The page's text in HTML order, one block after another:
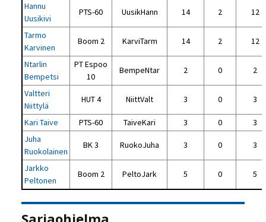
Hannu
Uusikivi
PTS-60 UusikHann 14 2 12
Tarmo
Karvinen
Boom 2 KarviTarm 14 2 12
Ntarlin
Bempetsi
PT Espoo
10
BempeNtar 2 0 2
Valtteri
Niittylä
HUT 4 NiittValt 3 0 3
Kari Taive PTS-60 TaiveKari 3 0
3
Juha
Ruokolainen
BK 3 RuokoJuha 3 0 3
Jarkko
Peltonen
Boom 2 PeltoJark 5 0 5